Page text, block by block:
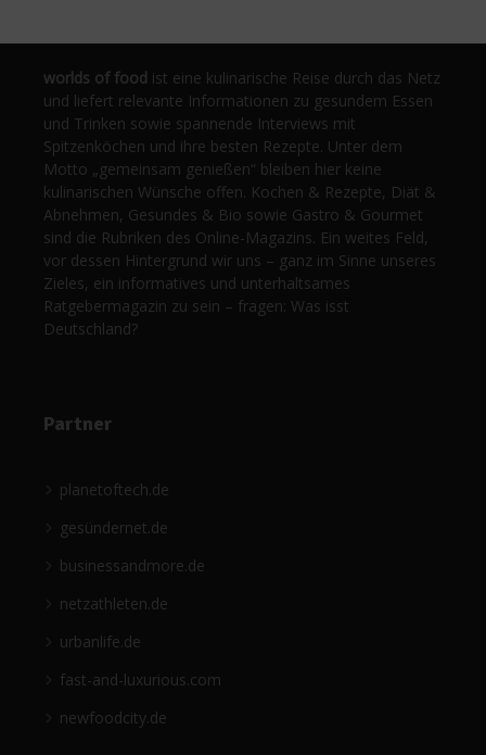
worlds of food ist eine kulinarische Reise durch das Netz
und liefert relevante Informationen zu gesundem Essen
und Trinken sowie spannende Interviews mit
Spitzenköchen und ihre besten Rezepte. Unter dem
Motto „gemeinsam genießen“ bleiben hier keine
kulinarischen Wünsche offen. Kochen & Rezepte, Diät &
Abnehmen, Gesundes & Bio sowie Gastro & Gourmet
sind die Rubriken des Online-Magazins. Ein weites Feld,
vor dessen Hintergrund wir uns – ganz im Sinne unseres
Zieles, ein informatives und unterhaltsames
Ratgebermagazin zu sein – fragen: Was isst
Deutschland?
Partner
planetoftech.de
gesündernet.de
businessandmore.de
netzathleten.de
urbanlife.de
fast-and-luxurious.com
newfoodcity.de